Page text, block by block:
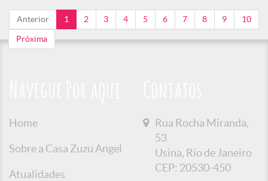
Anterior 1 2 3 4 5 6 7 8 9 10
Próxima
Home
Sobre a Casa Zuzu Angel
Atualidades
Rua Rocha Miranda,
53
Usina, Rio de Janeiro
CEP: 20530-450